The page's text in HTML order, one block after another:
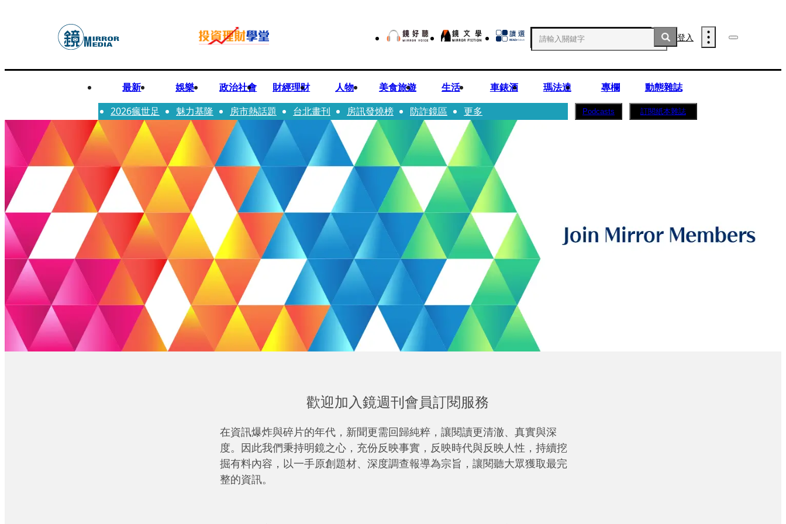
登入
最新 娛樂 政治社會 財經理財 人物 美食旅遊 生活 車錶酒 瑪法達 專欄
動態雜誌
2026瘋世足
魅力基隆 房市熱話題 台北畫刊 房訊發燒榜 防詐鏡區 更多 Podcasts 訂閱紙本雜誌
歡迎加入鏡週刊會員訂閱服務
在資訊爆炸與碎片的年代，新聞更需回歸純粹，讓閱讀更清澈、真實與深
度。因此我們秉持明鏡之心，充份反映事實，反映時代與反映人性，持續挖
掘有料內容，以一手原創題材、深度調查報導為宗旨，讓閱聽大眾獲取最完
整的資訊。